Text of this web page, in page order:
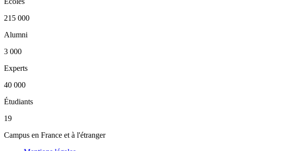
215 000
Alumni
3 000
Experts
40 000
Étudiants
19
Campus en France et à l'étranger